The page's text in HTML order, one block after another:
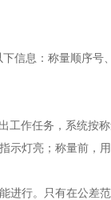
息：称量顺序号
作任务，系统按称
亮；称量前，用
行。只有在公差